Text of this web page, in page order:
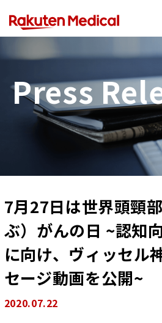
Press
7月27日は世界頭頸
ぶ）がんの日 ~認知
に向け、ヴィッセル
セージ動画を公開~
2020.07.22